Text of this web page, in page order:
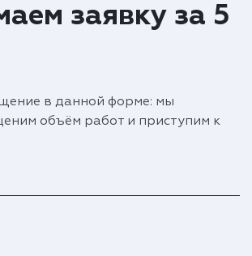
заявку за 5
в данной форме: мы
объём работ и приступим к